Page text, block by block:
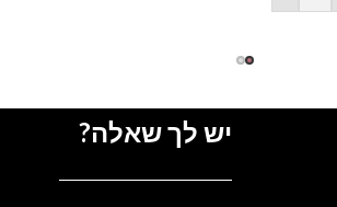
יש לך שאלה?